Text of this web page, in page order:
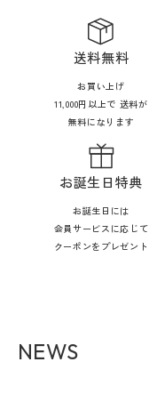
NEWS
送料無料
お買い上げ
11,000円以上で 送料が
無料になります
お誕生日特典
お誕生日には
会員サービスに応じて
クーポンをプレゼント